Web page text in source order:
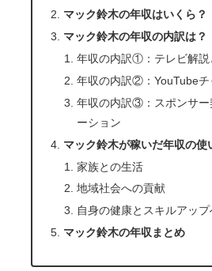
マック鈴木の年収はいくら？
マック鈴木の年収の内訳は？
年収の内訳①：テレビ解説
年収の内訳②：YouTubeチ
年収の内訳③：スポンサー
ーション
マック鈴木が稼いだ年収の使
家族との生活
地域社会への貢献
自身の健康とスキルアッ
マック鈴木の年収まとめ